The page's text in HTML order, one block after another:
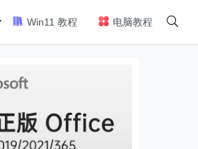
Win11 教程 电脑教程